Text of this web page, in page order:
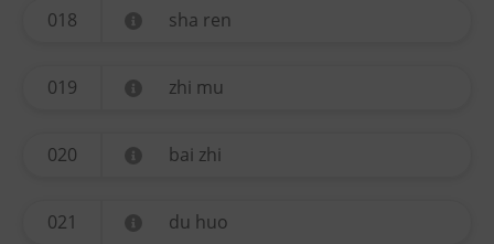
018 sha ren
019 zhi mu
020 bai zhi
021 du huo